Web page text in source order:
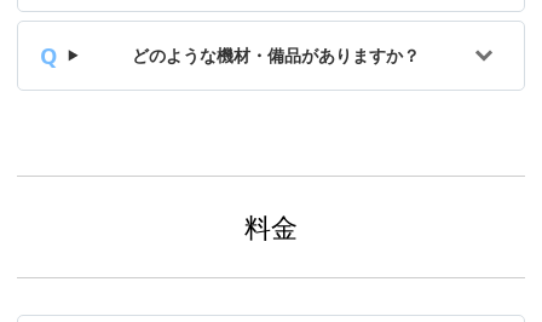
どのような機材・備品がありますか？
料金